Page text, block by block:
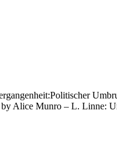
Alice Munro – L. Linne: